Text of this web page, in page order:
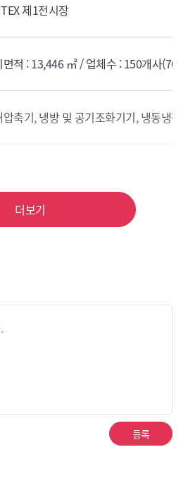
제1전시장
면적 : 13,446 ㎡ / 업체수 : 150개사
압축기, 냉방 및 공기조화기기, 냉동냉
식 및 냉난방공조산업발전 유공자포상,
www.harfko.com
통상자원부 유망전시회 선정, 국제전시
더보기
등록